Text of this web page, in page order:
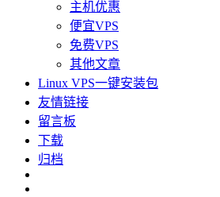
主机优惠
便宜VPS
免费VPS
其他文章
Linux VPS一键安装包
友情链接
留言板
下载
归档